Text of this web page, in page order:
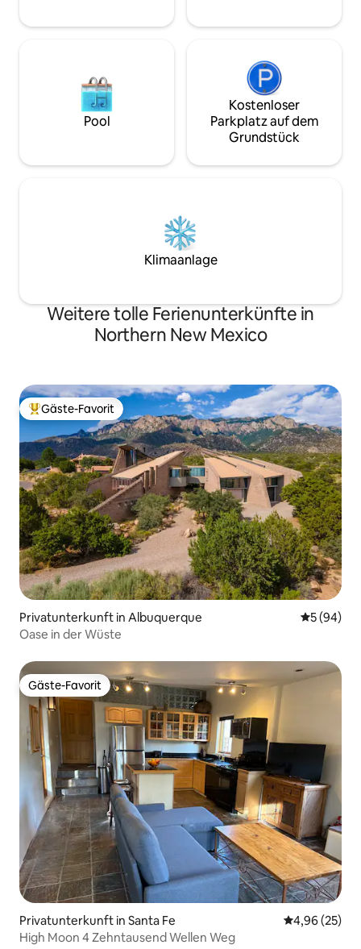
Sie.
Pool
Kostenloser
Parkplatz auf dem
Grundstück
Klimaanlage
Weitere tolle Ferienunterkünfte in
Northern New Mexico
Beliebter Gäste-Favorit.
Gäste-Favorit
Privatunterkunft in Albuquerque
5 (94)
Oase in der Wüste
Gäste-Favorit
Gäste-Favorit
Privatunterkunft in Santa Fe
4,96 (25)
High Moon 4 Zehntausend Wellen Weg